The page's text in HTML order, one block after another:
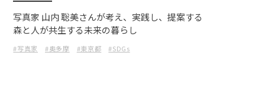
写真家 山内 聡美さんが考え、実践し、提案する
森と人が共生する未来の暮らし
#写真家 #奥多摩 #東京都 #SDGs